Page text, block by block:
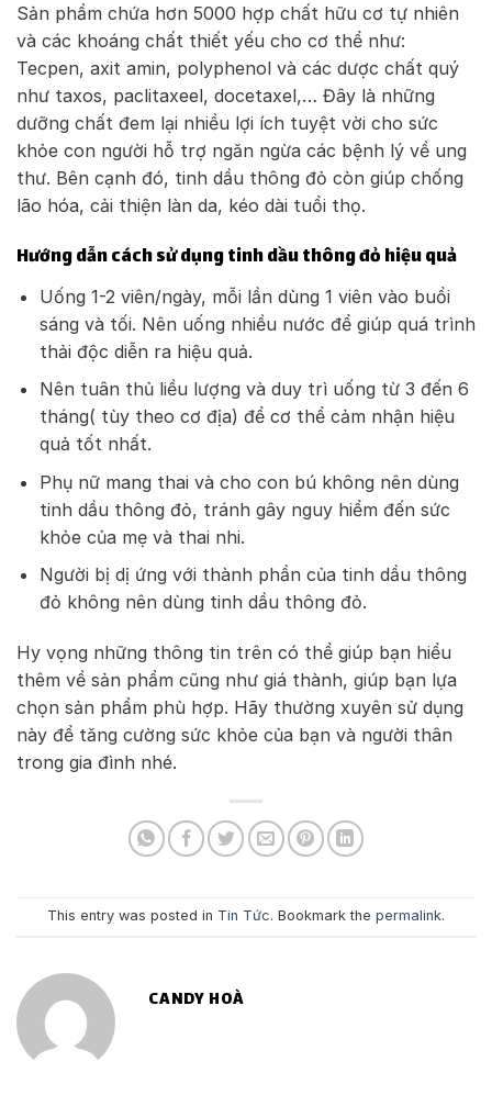
Sản phẩm chứa hơn 5000 hợp chất hữu cơ tự nhiên
và các khoáng chất thiết yếu cho cơ thể như:
Tecpen, axit amin, polyphenol và các dược chất quý
như taxos, paclitaxeel, docetaxel,… Đây là những
dưỡng chất đem lại nhiều lợi ích tuyệt vời cho sức
khỏe con người hỗ trợ ngăn ngừa các bệnh lý về ung
thư. Bên cạnh đó, tinh dầu thông đỏ còn giúp chống
lão hóa, cải thiện làn da, kéo dài tuổi thọ.
Hướng dẫn cách sử dụng tinh dầu thông đỏ hiệu quả
Uống 1-2 viên/ngày, mỗi lần dùng 1 viên vào buổi
sáng và tối. Nên uống nhiều nước để giúp quá trình
thải độc diễn ra hiệu quả.
Nên tuân thủ liều lượng và duy trì uống từ 3 đến 6
tháng( tùy theo cơ địa) để cơ thể cảm nhận hiệu
quả tốt nhất.
Phụ nữ mang thai và cho con bú không nên dùng
tinh dầu thông đỏ, tránh gây nguy hiểm đến sức
khỏe của mẹ và thai nhi.
Người bị dị ứng với thành phần của tinh dầu thông
đỏ không nên dùng tinh dầu thông đỏ.
Hy vọng những thông tin trên có thể giúp bạn hiểu
thêm về sản phẩm cũng như giá thành, giúp bạn lựa
chọn sản phẩm phù hợp. Hãy thường xuyên sử dụng
này để tăng cường sức khỏe của bạn và người thân
trong gia đình nhé.
This entry was posted in Tin Tức. Bookmark the permalink.
CANDY HOÀ